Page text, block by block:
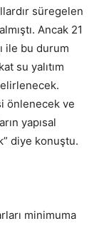
süregelen
Ancak 21
ile bu durum
su yalıtım
önlenecek ve
yapısal
diye konuştu.
minimuma